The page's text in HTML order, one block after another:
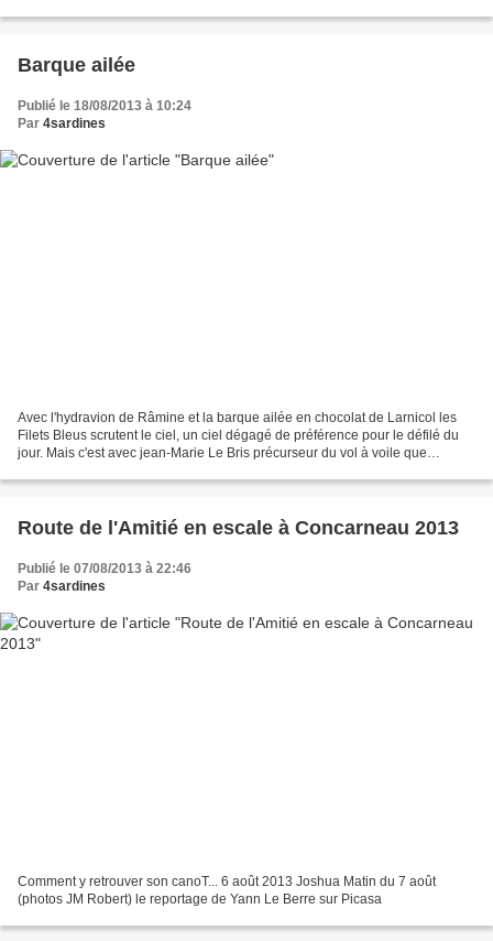
Barque ailée
Publié le 18/08/2013 à 10:24
Par 4sardines
Avec l'hydravion de Râmine et la barque ailée en chocolat de Larnicol les
Filets Bleus scrutent le ciel, un ciel dégagé de préférence pour le défilé du
jour. Mais c'est avec jean-Marie Le Bris précurseur du vol à voile que
Route de l'Amitié en escale à Concarneau 2013
Publié le 07/08/2013 à 22:46
Par 4sardines
Comment y retrouver son canoT... 6 août 2013 Joshua Matin du 7 août
(photos JM Robert) le reportage de Yann Le Berre sur Picasa